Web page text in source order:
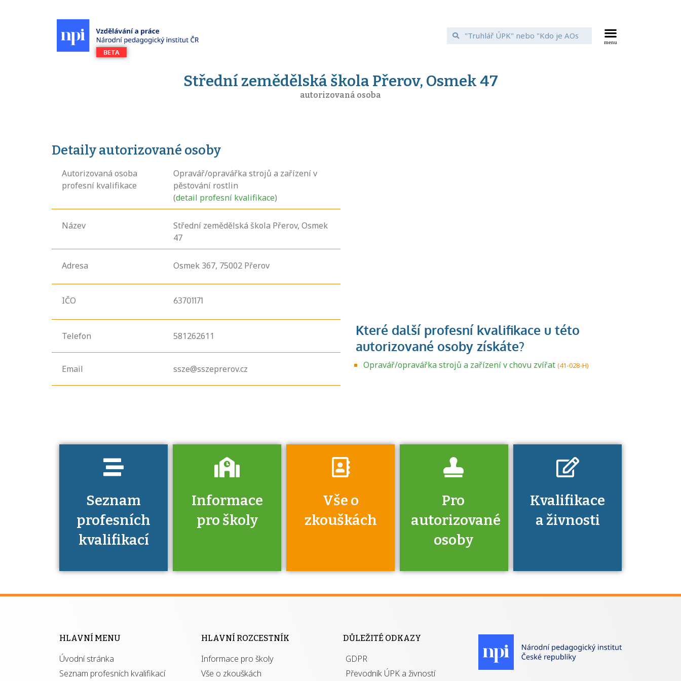
Střední zemědělská škola Přerov, Osmek 47
autorizovaná osoba
Detaily autorizované osoby
Autorizovaná osoba
profesní kvalifikace
Opravář/opravářka strojů a zařízení v
pěstování rostlin
(detail profesní kvalifikace)
Název
Střední zemědělská škola Přerov, Osmek
47
Adresa Osmek 367, 75002 Přerov
IČO 63701171
Telefon 581262611
Email ssze@sszeprerov.cz Opravář/opravářka strojů a zařízení v chovu zvířat (41-028-H)
Seznam
profesních
kvalifikací
seznam
jaké dovednosti
Informace
pro školy
Víte, že jako škola
kvalifikací jisté
získávání
autorizací?
Vše o
zkouškách
Zjistěte, jak se
přihlásit ke
získáte informace
Pro
autorizované
osoby
výhody má získání
Kvalifikace
a živnosti
U řady živností je
určitá kvalifikace.
HLAVNÍ MENU
Úvodní stránka
Seznam profesních kvalifikací
HLAVNÍ ROZCESTNÍK
Informace pro školy
Vše o zkouškách
DŮLEŽITÉ ODKAZY
GDPR
Převodník ÚPK a živností